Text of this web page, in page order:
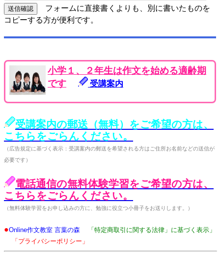
フォームに直接書くよりも、別に書いたものを
コピーする方が便利です。
小学１、２年生は作文を始める適齢期
です
受講案内
受講案内の郵送（無料）をご希望の方は、
こちらをごらんください。
（広告規定に基づく表示：受講案内の郵送を希望される方はご住所お名前などの送信が
必要です）
電話通信の無料体験学習をご希望の方は、
こちらをごらんください。
（無料体験学習をお申し込みの方に、勉強に役立つ小冊子をお送りします。）
●Online作文教室 言葉の森
「特定商取引に関する法律」に基づく表示」
「プライバシーポリシー」